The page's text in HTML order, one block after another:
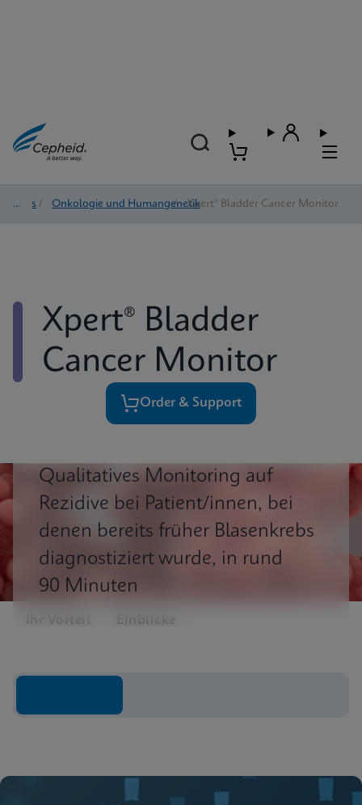
Tests / Onkologie und Humangenetik
/ Xpert® Bladder Cancer Monitor
Xpert® Bladder
Cancer Monitor
Order & Support
Qualitatives Monitoring auf
Rezidive bei Patient/innen, bei
denen bereits früher Blasenkrebs
diagnostiziert wurde, in rund
90 Minuten
Ihr Vorteil Einblicke